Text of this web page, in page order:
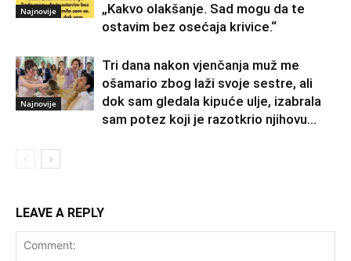
Najnovije
„Kakvo olakšanje. Sad mogu da te
ostavim bez osećaja krivice.“
Najnovije
Tri dana nakon vjenčanja muž me
ošamario zbog laži svoje sestre, ali
dok sam gledala kipuće ulje, izabrala
sam potez koji je razotkrio njihovu...
LEAVE A REPLY